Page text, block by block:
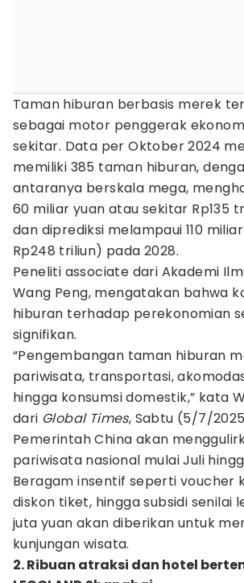
Taman hiburan berbasis merek
sebagai motor penggerak
sekitar. Data per Oktober 2024
memiliki 385 taman hiburan,
antaranya berskala mega,
60 miliar yuan atau sekitar Rp135
dan diprediksi melampaui 110
Rp248 triliun) pada 2028.
Peneliti associate dari Akademi
Wang Peng, mengatakan bahwa
hiburan terhadap perekonomian
signifikan.
“Pengembangan taman hiburan
pariwisata, transportasi,
hingga konsumsi domestik,” kata
dari Global Times, Sabtu (5/7/
Pemerintah China akan
pariwisata nasional mulai Juli
Beragam insentif seperti voucher
diskon tiket, hingga subsidi senilai
juta yuan akan diberikan untuk
kunjungan wisata.
2. Ribuan atraksi dan hotel